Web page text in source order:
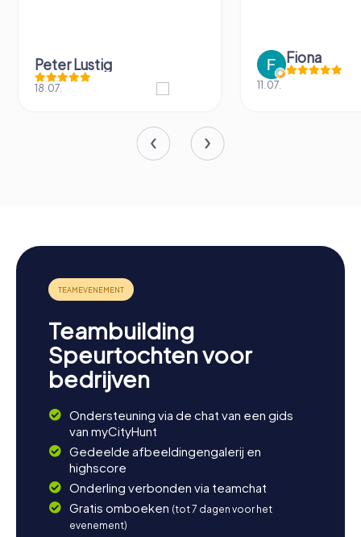
Peter Lustig
18.07.
Fiona
11.07.
Teambuilding
Speurtochten voor
bedrijven
Ondersteuning via de chat van een gids
van myCityHunt
Gedeelde afbeeldingengalerij en
highscore
Onderling verbonden via teamchat
Gratis omboeken (tot 7 dagen voor het
evenement)